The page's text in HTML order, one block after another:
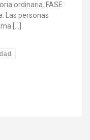
ordinaria. FASE
Las personas
[…]